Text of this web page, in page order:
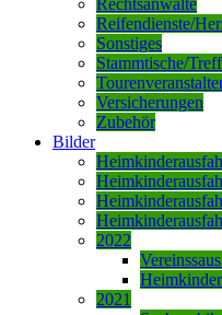
Reifendienste/
Sonstiges
Stammtische/
Versicherungen
Zubehör
Bilder
2022
2021